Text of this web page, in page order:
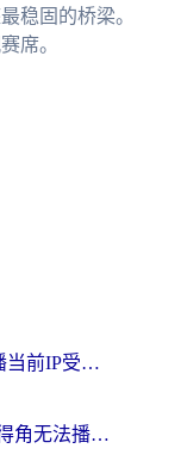
稳固的桥梁。
席。
在海外看咪咕视频世界杯直播当前IP受限制？这篇指南帮你搞定所有体育赛事观看难题
在国外看世界杯西班牙 vs 佛得角无法播放？这篇指南帮你解锁所有中文体育直播